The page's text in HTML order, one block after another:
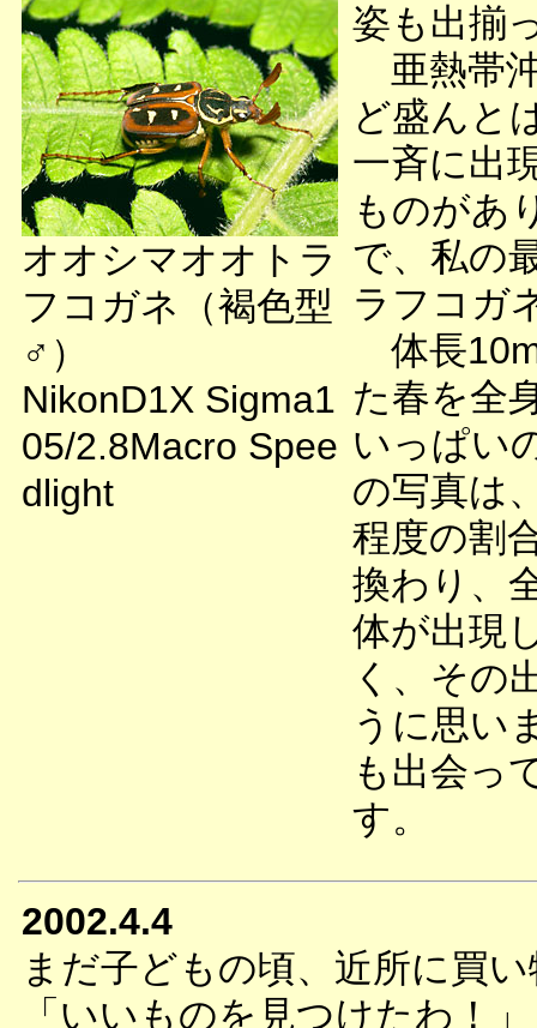
オオシマオオトラ
フコガネ（褐色型
♂）
NikonD1X Sigma1
05/2.8Macro Spee
dlight
姿も出揃
亜熱帯
ど盛んと
一斉に出
ものがあ
で、私の
ラフコガ
体長
た春を全
いっぱい
の写真は
程度の割
換わり、
体が出現
く、その
うに思い
も出会っ
す。
2002.4.4
まだ子どもの頃、近所に買
「いいものを見つけたわ！